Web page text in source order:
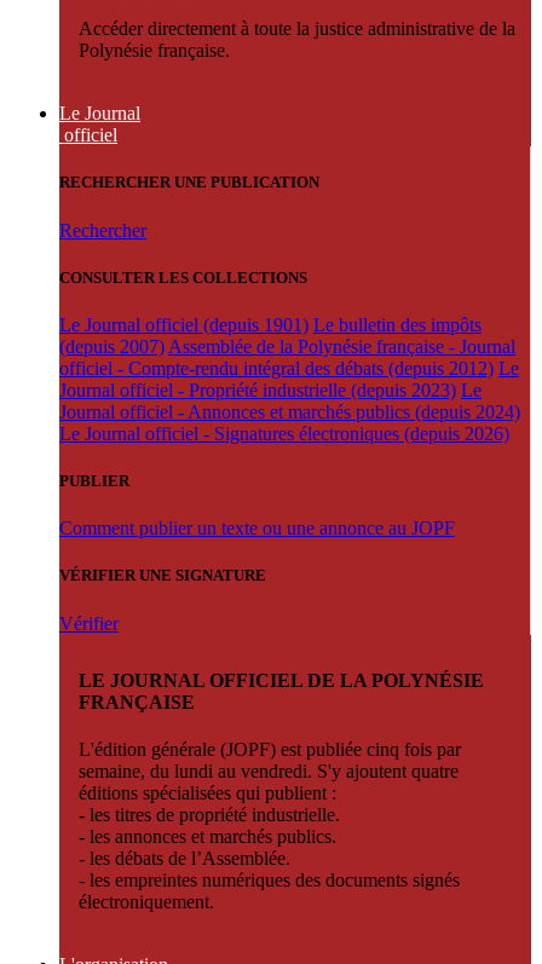
Accéder directement à toute la justice administrative de la
Polynésie française.
Le Journal
officiel
RECHERCHER UNE PUBLICATION
Rechercher
CONSULTER LES COLLECTIONS
Le Journal officiel (depuis 1901) Le bulletin des impôts
(depuis 2007) Assemblée de la Polynésie française - Journal
officiel - Compte-rendu intégral des débats (depuis 2012) Le
Journal officiel - Propriété industrielle (depuis 2023) Le
Journal officiel - Annonces et marchés publics (depuis 2024)
Le Journal officiel - Signatures électroniques (depuis 2026)
PUBLIER
Comment publier un texte ou une annonce au JOPF
VÉRIFIER UNE SIGNATURE
Vérifier
LE JOURNAL OFFICIEL DE LA POLYNÉSIE
FRANÇAISE
L'édition générale (JOPF) est publiée cinq fois par
semaine, du lundi au vendredi. S'y ajoutent quatre
éditions spécialisées qui publient :
- les titres de propriété industrielle.
- les annonces et marchés publics.
- les débats de l’Assemblée.
- les empreintes numériques des documents signés
électroniquement.